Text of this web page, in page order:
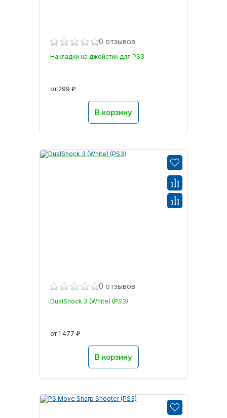
0 отзывов
Накладки на джойстик для PS3
от 299 ₽
В корзину
0 отзывов
DualShock 3 (White) (PS3)
от 1 477 ₽
В корзину